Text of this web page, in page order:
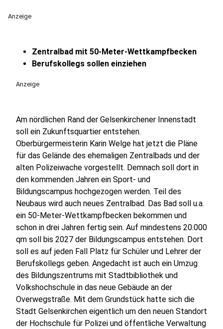
Anzeige
Zentralbad mit 50-Meter-Wettkampfbecken
Berufskollegs sollen einziehen
Anzeige
Am nördlichen Rand der Gelsenkirchener Innenstadt
soll ein Zukunftsquartier entstehen.
Oberbürgermeisterin Karin Welge hat jetzt die Pläne
für das Gelände des ehemaligen Zentralbads und der
alten Polizeiwache vorgestellt. Demnach soll dort in
den kommenden Jahren ein Sport- und
Bildungscampus hochgezogen werden. Teil des
Neubaus wird auch neues Zentralbad. Das Bad soll u.a.
ein 50-Meter-Wettkampfbecken bekommen und
schon in drei Jahren fertig sein. Auf mindestens 20.000
qm soll bis 2027 der Bildungscampus entstehen. Dort
soll es auf jeden Fall Platz für Schüler und Lehrer der
Berufskollegs geben. Angedacht ist auch ein Umzug
des Bildungszentrums mit Stadtbibliothek und
Volkshochschule in das neue Gebäude an der
Overwegstraße. Mit dem Grundstück hatte sich die
Stadt Gelsenkirchen eigentlich um den neuen Standort
der Hochschule für Polizei und öffentliche Verwaltung